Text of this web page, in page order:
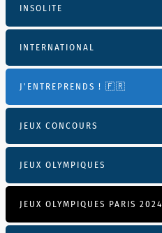
INSOLITE
INTERNATIONAL
J'ENTREPRENDS ! 🇫🇷
JEUX CONCOURS
JEUX OLYMPIQUES
JEUX OLYMPIQUES PARIS 2024